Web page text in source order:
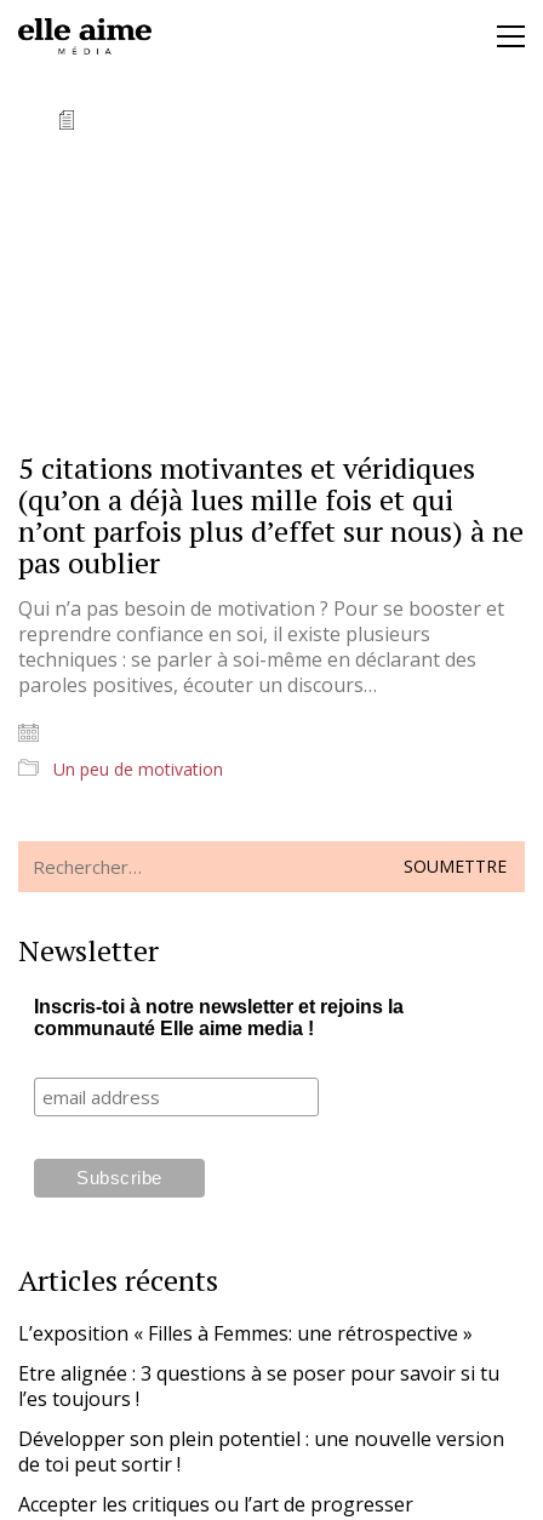
5 citations motivantes et véridiques
(qu’on a déjà lues mille fois et qui
n’ont parfois plus d’effet sur nous) à ne
pas oublier
Qui n’a pas besoin de motivation ? Pour se booster et
reprendre confiance en soi, il existe plusieurs
techniques : se parler à soi-même en déclarant des
paroles positives, écouter un discours…
Un peu de motivation
for:
Newsletter
Inscris-toi à notre newsletter et rejoins la
communauté Elle aime media !
Articles récents
L’exposition « Filles à Femmes: une rétrospective »
Etre alignée : 3 questions à se poser pour savoir si tu
l’es toujours !
Développer son plein potentiel : une nouvelle version
de toi peut sortir !
Accepter les critiques ou l’art de progresser